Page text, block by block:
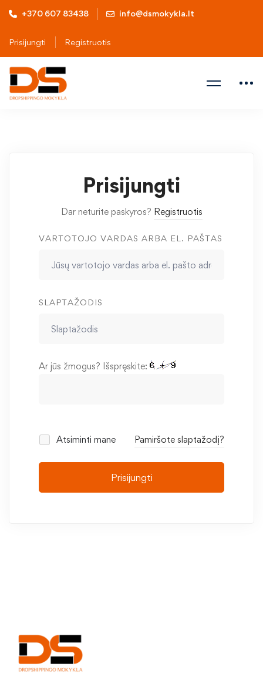
+370 607 83438 info@dsmokykla.lt
Prisijungti Registruotis
Prisijungti
Dar neturite paskyros? Registruotis
VARTOTOJO VARDAS ARBA EL. PAŠTAS
SLAPTAŽODIS
Ar jūs žmogus? Išspręskite:
Atsiminti mane Pamiršote slaptažodį?
Prisijungti